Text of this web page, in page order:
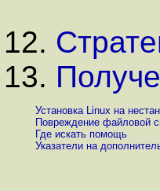
12.
13.
Установка Linux на
Повреждение файловой
Где искать помощь
Указатели на